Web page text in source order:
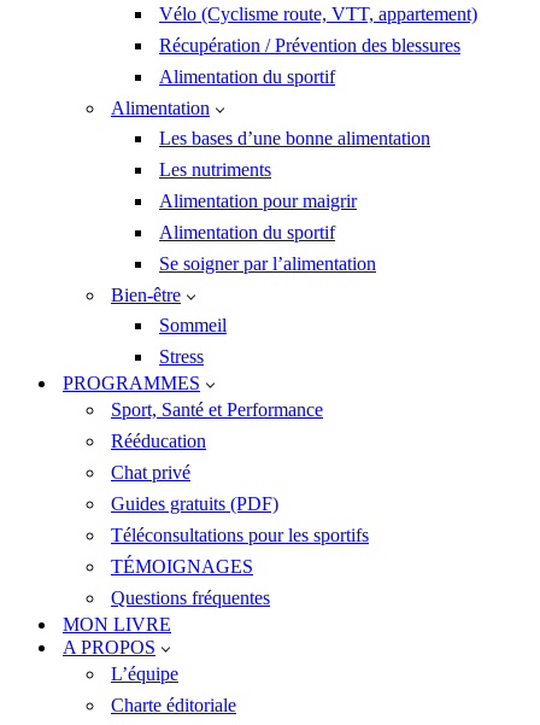
Vélo (Cyclisme route, VTT, appartement)
Récupération / Prévention des blessures
Alimentation du sportif
Alimentation
Les bases d’une bonne alimentation
Les nutriments
Alimentation pour maigrir
Alimentation du sportif
Se soigner par l’alimentation
Bien-être
Sommeil
Stress
PROGRAMMES
Sport, Santé et Performance
Rééducation
Chat privé
Guides gratuits (PDF)
Téléconsultations pour les sportifs
TÉMOIGNAGES
Questions fréquentes
MON LIVRE
A PROPOS
L’équipe
Charte éditoriale